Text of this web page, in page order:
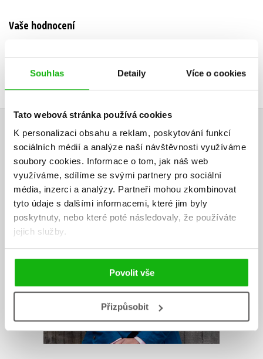
Souhlas Detaily Více o cookies
Tato webová stránka používá cookies
K personalizaci obsahu a reklam, poskytování funkcí
sociálních médií a analýze naší návštěvnosti využíváme
soubory cookies. Informace o tom, jak náš web
využíváme, sdílíme se svými partnery pro sociální
média, inzerci a analýzy. Partneři mohou zkombinovat
tyto údaje s dalšími informacemi, které jim byly
poskytnuty, nebo které poté následovaly, že používáte
jejich služby.
Povolit vše
Přizpůsobit
Vaše hodnocení
Přihlásit
AUTOR KNIHY